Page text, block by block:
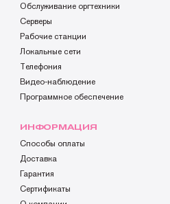
Обслуживание оргтехники
Серверы
Рабочие станции
Локальные сети
Телефония
Видео-наблюдение
Программное обеспечение
ИНФОРМАЦИЯ
Способы оплаты
Доставка
Гарантия
Сертификаты